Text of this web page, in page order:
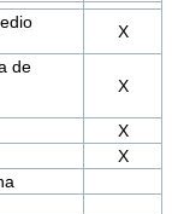
X
de
X
X
X